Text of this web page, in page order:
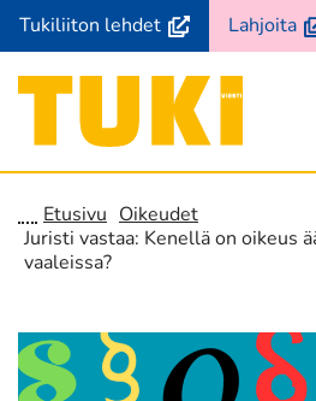
Siirry
sisältöön
Tukiliiton lehdet(avautuu
uuteen
ikkunaan,
siirryt
toiseen
Lahjoita
Etusivu
Etusivu Oikeudet
Juristi vastaa: Kenellä on oikeus
vaaleissa?